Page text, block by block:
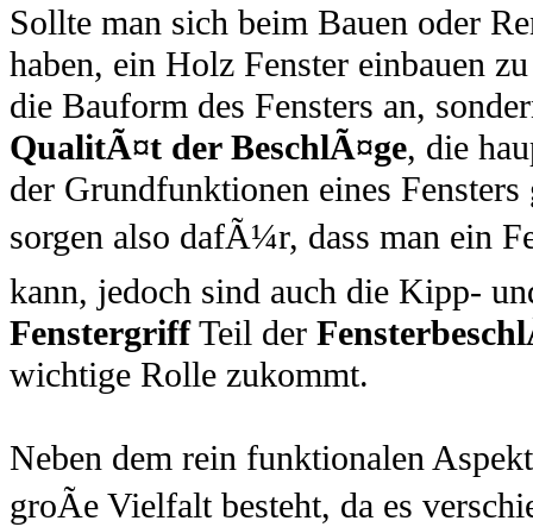
Sollte man sich beim Bauen oder
haben, ein Holz Fenster einbauen
die Bauform des Fensters an,
QualitÃ¤t der BeschlÃ¤ge, die
der Grundfunktionen eines
sorgen also dafÃ¼r, dass man ein
kann, jedoch sind auch die Kipp-
FenstergriffTeil der
wichtige Rolle zukommt.
Neben dem rein funktionalen
groÃe Vielfalt besteht, da es